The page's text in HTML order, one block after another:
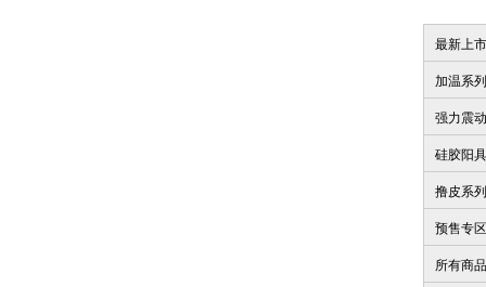
最新上市
加温系列
强力震动
硅胶阳具
撸皮系列
预售专区
所有商品